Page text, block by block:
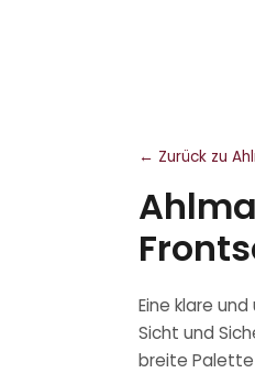
← Zurück zu
Eine klare
Sicht und
breite Palette